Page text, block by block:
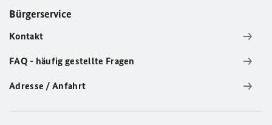
Bürgerservice
Kontakt
FAQ - häufig gestellte Fragen
Adresse / Anfahrt